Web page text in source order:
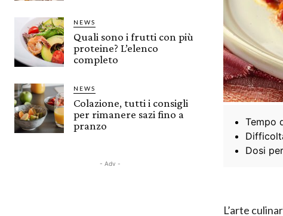
NEWS
Quali sono i frutti con più
proteine? L’elenco
completo
NEWS
Colazione, tutti i consigli
per rimanere sazi fino a
pranzo
- Adv -
Tempo
Dosi
L’arte